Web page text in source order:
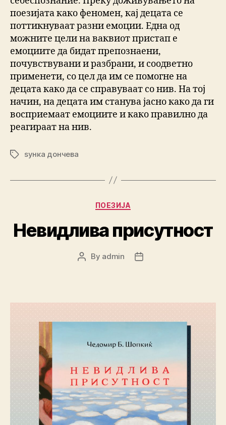
поезијата како феномен, кај децата се
поттикнуваат разни емоции. Една од
можните цели на ваквиот пристап е
емоциите да бидат препознаени,
почувствувани и разбрани, и соодветно
применети, со цел да им се помогне на
децата како да се справуваат со нив. На тој
начин, на децата им станува јасно како да ги
восприемаат емоциите и како правилно да
реагираат на нив.
Tagsѕунка дончева
Categories
ПОЕЗИЈА
Невидлива присутност
Post
By admin
Post